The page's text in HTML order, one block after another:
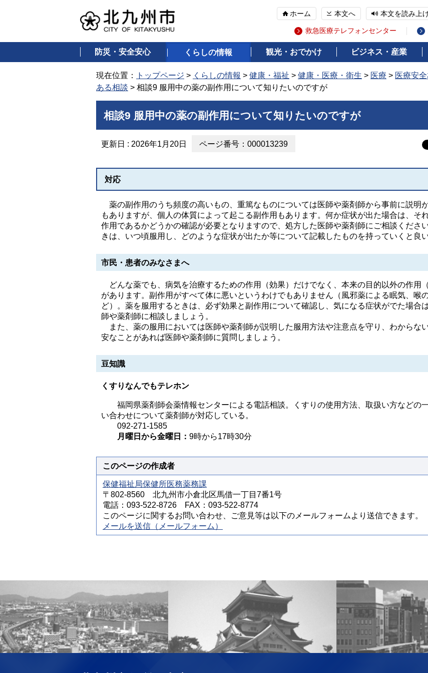
ホーム 本文へ 本文を読み上
救急医療テレフォンセンター
防災・安全安心 くらしの情報 観光・おでかけ ビジネス・産業
現在位置： トップページ > くらしの情報 > 健康・福祉 > 健康・医療・衛生 > 医療 > 医療安
ある相談 > 相談9 服用中の薬の副作用について知りたいのですが
相談9 服用中の薬の副作用について知りたいのですが
更新日 : 2026年1月20日 ページ番号：000013239
対応
薬の副作用のうち頻度の高いもの、重篤なものについては医師や薬剤師から事前に説明
もありますが、個人の体質によって起こる副作用もあります。何か症状が出た場合は、そ
作用であるかどうかの確認が必要となりますので、処方した医師や薬剤師にご相談くださ
きは、いつ頃服用し、どのような症状が出たか等について記載したものを持っていくと良い
市民・患者のみなさまへ
どんな薬でも、病気を治療するための作用（効果）だけでなく、本来の目的以外の作用（
があります。副作用がすべて体に悪いというわけでもありません（風邪薬による眠気、喉
ど）。薬を服用するときは、必ず効果と副作用について確認し、気になる症状がでた場合
師や薬剤師に相談しましょう。
また、薬の服用においては医師や薬剤師が説明した服用方法や注意点を守り、わからな
安なことがあれば医師や薬剤師に質問しましょう。
豆知識
くすりなんでもテレホン
福岡県薬剤師会薬情報センターによる電話相談。くすりの使用方法、取扱い方などの
い合わせについて薬剤師が対応している。
092-271-1585
月曜日から金曜日： 9時から17時30分
このページの作成者
保健福祉局保健所医務薬務課
〒802-8560 北九州市小倉北区馬借一丁目7番1号
電話：093-522-8726 FAX：093-522-8774
このページに関するお問い合わせ、ご意見等は以下のメールフォームより送信できます。
メールを送信（メールフォーム）